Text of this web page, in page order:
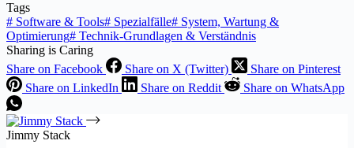
Tags
# Software & Tools# Spezialfälle# System, Wartung &
Optimierung# Technik-Grundlagen & Verständnis
Sharing is Caring
Share on Facebook
Share on X (Twitter)
Share on Pinterest
Share on LinkedIn
Share on Reddit Share on WhatsApp
Jimmy Stack